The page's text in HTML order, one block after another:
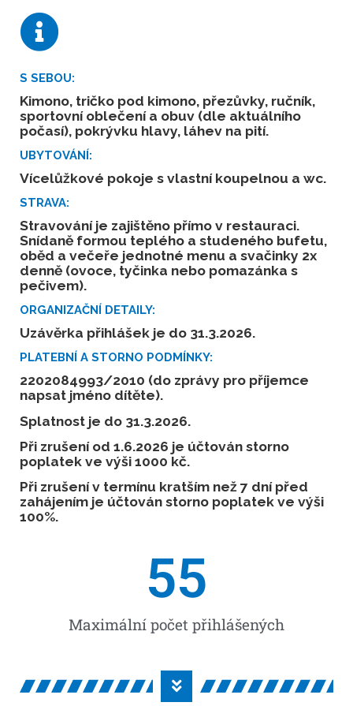
S SEBOU:
Kimono, tričko pod kimono, přezůvky, ručník,
sportovní oblečení a obuv (dle aktuálního
počasí), pokrývku hlavy, láhev na pití.
UBYTOVÁNÍ:
Vícelůžkové pokoje s vlastní koupelnou a wc.
STRAVA:
Stravování je zajištěno přímo v restauraci.
Snídaně formou teplého a studeného bufetu,
oběd a večeře jednotné menu a svačinky 2x
denně (ovoce, tyčinka nebo pomazánka s
pečivem).
ORGANIZAČNÍ DETAILY:
Uzávěrka přihlášek je do 31.3.2026.
PLATEBNÍ A STORNO PODMÍNKY:
2202084993/2010 (do zprávy pro příjemce
napsat jméno dítěte).
Splatnost je do 31.3.2026.
Při zrušení od 1.6.2026 je účtován storno
poplatek ve výši 1000 kč.
Při zrušení v termínu kratším než 7 dní před
zahájením je účtován storno poplatek ve výši
100%.
Maximální počet přihlášených
55